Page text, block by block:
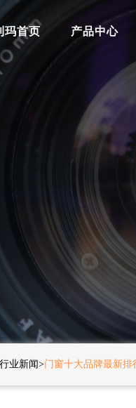
玛首页 产品中心
行业新闻>门窗十大品牌最新排